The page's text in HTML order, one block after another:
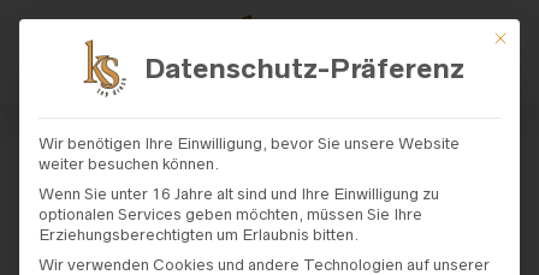
START/SHOP/ BRAUTKLEIDER/JARIC
/ JARICE – MODELL „RINA“
Jarice – Modell „Rina“
Mit
Datenschutz-Präferenz
Wir benötigen Ihre Einwilligung, bevor Sie unsere Website
weiter besuchen können.
Wenn Sie unter 16 Jahre alt sind und Ihre Einwilligung zu
optionalen Services geben möchten, müssen Sie Ihre
Erziehungsberechtigten um Erlaubnis bitten.
Wir verwenden Cookies und andere Technologien auf unserer